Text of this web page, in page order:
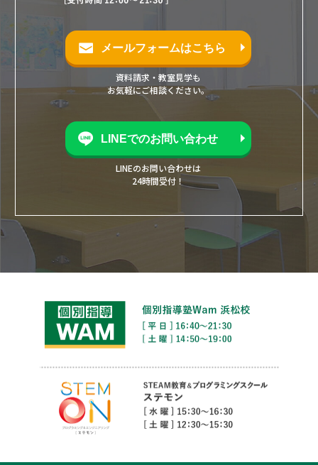
メールフォームはこちら
資料請求・教室見学も
お気軽にご相談ください。
LINEでのお問い合わせ
LINEのお問い合わせは
24時間受付！